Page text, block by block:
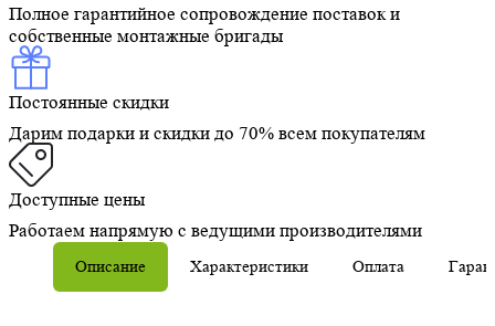
Полное гарантийное сопровождение поставок и
собственные монтажные бригады
Постоянные скидки
Дарим подарки и скидки до 70% всем покупателям
Доступные цены
Работаем напрямую с ведущими производителями
Описание Характеристики Оплата